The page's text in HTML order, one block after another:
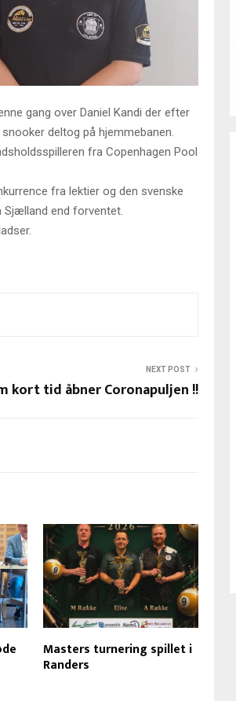
gang over Daniel Kandi der efter
deltog på hjemmebanen.
fra Copenhagen Pool
fra lektier og den svenske
Sjælland end forventet.
NEXT POST
kort tid åbner Coronapuljen !!
Masters turnering spillet i
Randers